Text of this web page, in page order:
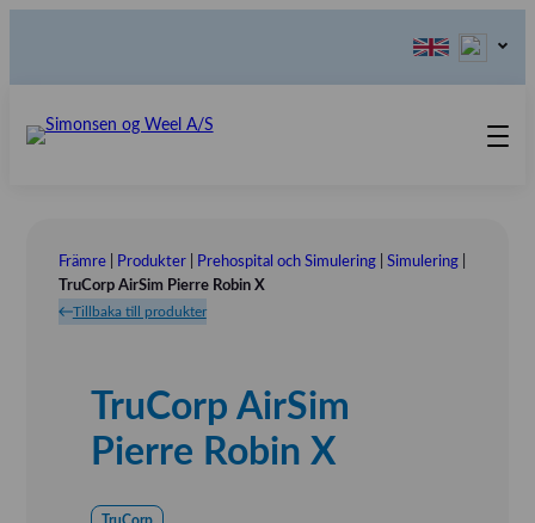
Kontakta oss
Våra värderingar
Om oss
Utställningar
Främre| Produkter| Prehospital och Simulering| Simulering|
TruCorp AirSim Pierre Robin X
Tillbaka till produkter
TruCorp AirSim
Pierre Robin X
TruCorp